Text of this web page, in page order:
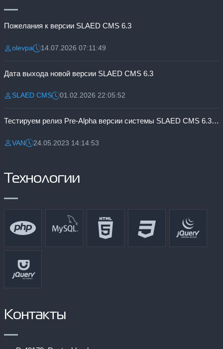
Пожелания к версии SLAED CMS 6.3
Разместил:
olevpaДата:14.07.2026 07:11:49
Дата выхода новой версии SLAED CMS 6.3
Разместил:
SLAED CMSДата:01.02.2026 22:05:52
Тестируем релиз Pre-Alpha версии системы SLAED CMS 6.3 Pro
Разместил:
VANДата:24.05.2023 14:14:53
Технологии
Контакты